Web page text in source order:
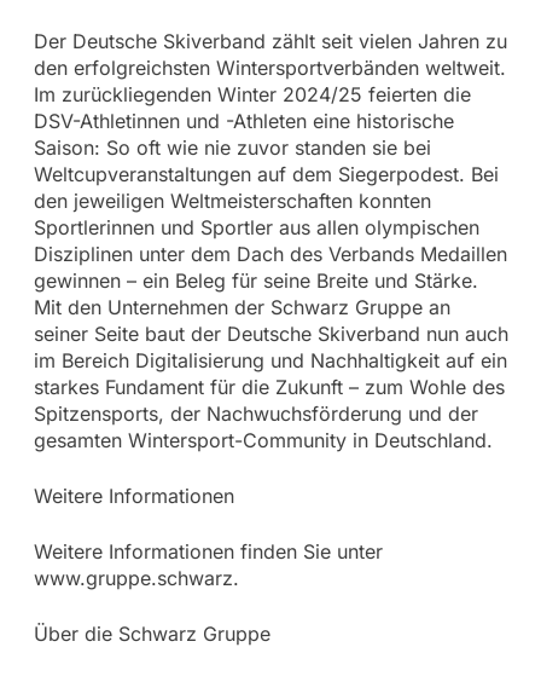
Der Deutsche Skiverband zählt seit vielen Jahren zu
den erfolgreichsten Wintersportverbänden weltweit.
Im zurückliegenden Winter 2024/25 feierten die
DSV-Athletinnen und -Athleten eine historische
Saison: So oft wie nie zuvor standen sie bei
Weltcupveranstaltungen auf dem Siegerpodest. Bei
den jeweiligen Weltmeisterschaften konnten
Sportlerinnen und Sportler aus allen olympischen
Disziplinen unter dem Dach des Verbands Medaillen
gewinnen – ein Beleg für seine Breite und Stärke.
Mit den Unternehmen der Schwarz Gruppe an
seiner Seite baut der Deutsche Skiverband nun auch
im Bereich Digitalisierung und Nachhaltigkeit auf ein
starkes Fundament für die Zukunft – zum Wohle des
Spitzensports, der Nachwuchsförderung und der
gesamten Wintersport-Community in Deutschland.
Weitere Informationen
Weitere Informationen finden Sie unter
www.gruppe.schwarz.
Über die Schwarz Gruppe